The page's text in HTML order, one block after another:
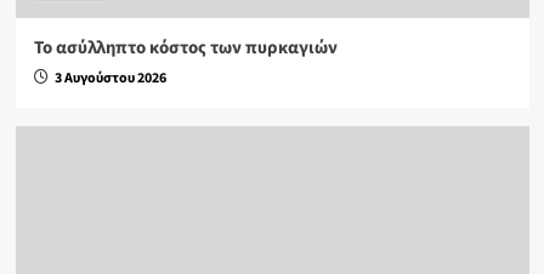
Το ασύλληπτο κόστος των πυρκαγιών
3 Αυγούστου 2026